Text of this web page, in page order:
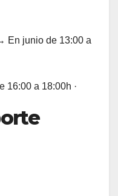
En junio de 13:00 a
16:00 a 18:00h ·